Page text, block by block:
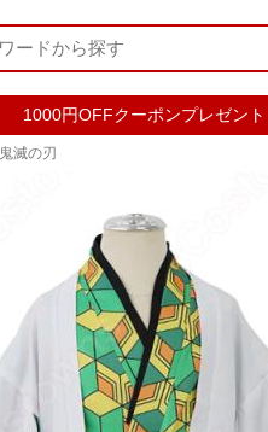
1000円OFFクーポンプレゼント
鬼滅の刃